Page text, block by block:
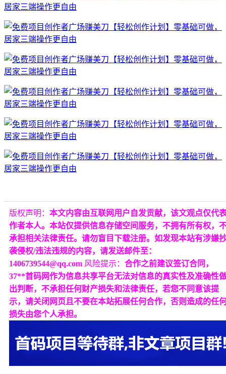
版权声明： 本文内容由互联网用户自发贡献，该文观点仅代
作者本人。本站仅提供信息存储空间服务，不拥有所有权，
承担相关法律责任。请勿盲目下载注册。如发现本站有涉嫌
袭侵权/违法违规的内容，请发送邮件至：
1406739544@qq.com 风险提示： 合作之前建议签订合同，
37**首码网作为信息共享平台无法对信息的真实性及准确性
出判断，不承担任何财产损失和法律责任，若您不同意该提
示，请关闭网页且不要在本站拓展任何合作，否则造成的任
损失由您个人承担。